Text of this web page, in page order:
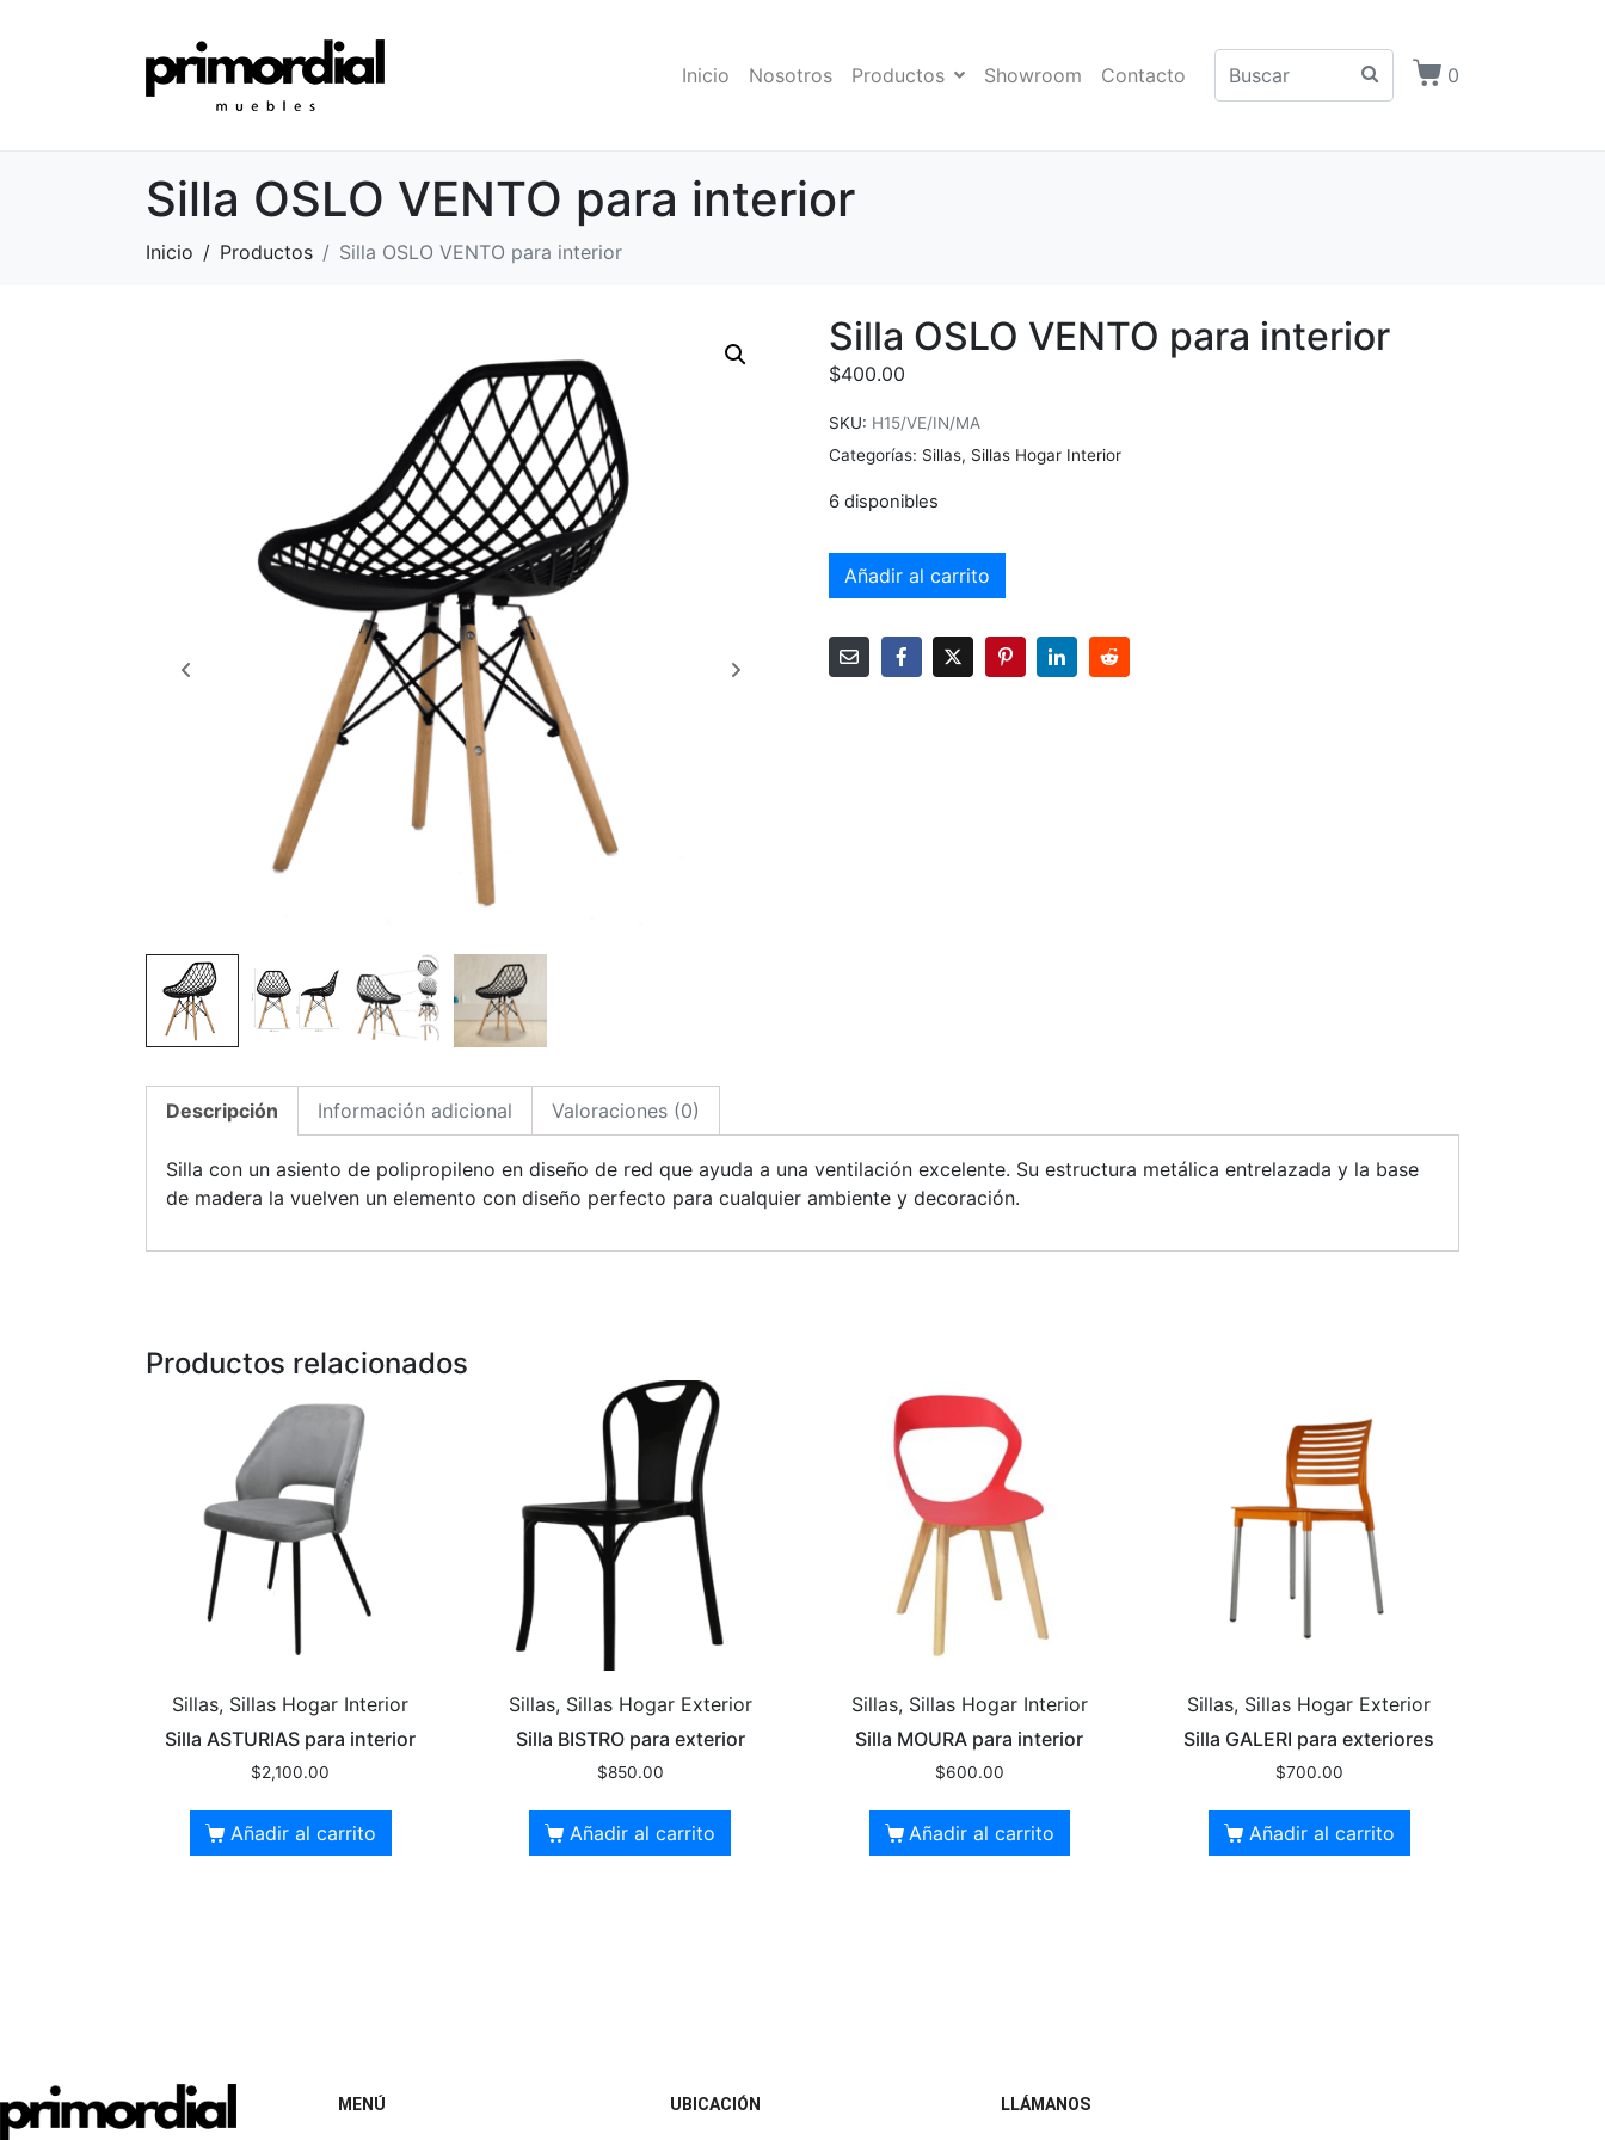
Inicio Nosotros Productos Showroom Contacto 0
Silla OSLO VENTO para interior
Inicio Productos Silla OSLO VENTO para interior
Silla OSLO VENTO para interior
$400.00
SKU: H15/VE/IN/MA
Categorías: Sillas, Sillas Hogar Interior
6 disponibles
Añadir al carrito
Descripción Información adicional Valoraciones (0)
Silla con un asiento de polipropileno en diseño de red que ayuda a una ventilación excelente. Su estructura metálica entrelazada y la base
de madera la vuelven un elemento con diseño perfecto para cualquier ambiente y decoración.
Productos relacionados
Sillas, Sillas Hogar Interior
Silla ASTURIAS para interior
$2,100.00
Añadir al carrito
Sillas, Sillas Hogar Exterior
Silla BISTRO para exterior
$850.00
Añadir al carrito
Sillas, Sillas Hogar Interior
Silla MOURA para interior
$600.00
Añadir al carrito
Sillas, Sillas Hogar Exterior
Silla GALERI para exteriores
$700.00
Añadir al carrito
MENÚ UBICACIÓN LLÁMANOS